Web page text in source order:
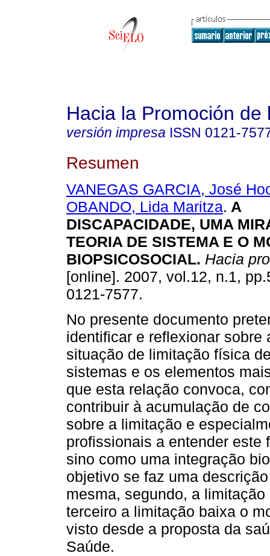
Hacia la Promoción de
versión impresa ISSN 0121-
Resumen
VANEGAS GARCIA, José
OBANDO, Lida Maritza. A
DISCAPACIDADE, UMA
TEORIA DE SISTEMA E O
BIOPSICOSOCIAL. Hacia
[online]. 2007, vol.12, n.1,
0121-7577.
No presente documento
identificar e reflexionar sobre
situação de limitação física
sistemas e os elementos
que esta relação convoca,
contribuir à acumulação de
sobre a limitação e
profissionais a entender este
sino como uma integração
objetivo se faz uma
mesma, segundo, a
terceiro a limitação baixa o
visto desde a proposta da
Saúde.